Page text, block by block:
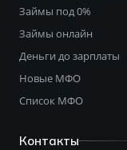
Займы под 0%
Займы онлайн
Деньги до зарплаты
Новые МФО
Список МФО
Контакты